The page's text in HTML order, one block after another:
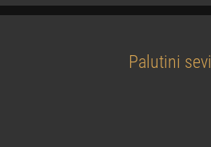
Palutini